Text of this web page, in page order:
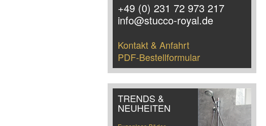
+49 (0) 231 72 973 217
info@stucco-royal.de
Kontakt & Anfahrt
PDF-Bestellformular
TRENDS &
NEUHEITEN